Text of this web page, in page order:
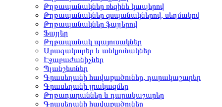
Թղթապանակներ ռեզինե կապերով
Թղթապանակներ զսպանակներով, սեղմակով
Թղթապանակներ ֆայլերով
Ֆայլեր
Թղթապանակ պայուսակներ
Արագակարեր և անկյունակներ
Էջաբաժանիչներ
Պլանշետներ
Գրասեղանի հավաքածուներ, դարակաշարեր
Գրասեղանի լրակազմեր
Թղթադարաններ և դարակաշարեր
Գրասեղանի հավաքածուներ